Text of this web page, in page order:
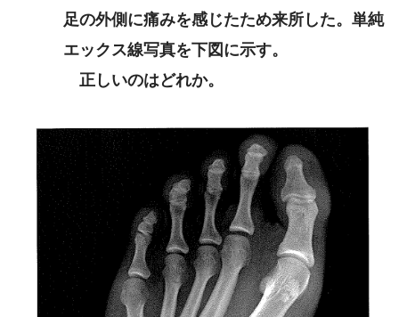
足の外側に痛みを感じたため来所した。単純
エックス線写真を下図に示す。
正しいのはどれか。